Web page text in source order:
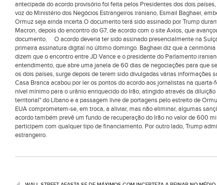
antecipada do acordo provisório foi feita pelos Presidentes dos dois
voz do Ministério dos Negócios Estrangeiros iraniano, Esmail Baghaei,
Ormuz seja ainda incerta.O documento terá sido assinado por Trump
Macron, depois do encontro do G7, de acordo com o site Axios, que
documento. O acordo deveria ter sido assinado presencialmente na
primeira assinatura digital no último domingo. Baghaei diz que a
dizem que o encontro entre JD Vance e o presidente do Parlamento
entendimento, que abre uma janela de 60 dias de negociações para que
os dois países, surge depois de terem sido divulgadas várias informações
Casa Branca acabou por ler os pontos do acordo aos jornalistas na
nível mínimo para o urânio enriquecido do Irão, atingido através da
territorial" do Líbano e a passagem livre de portagens pelo estreito de
EUA comprometem-se, em troca, a aliviar, mas não eliminar, algumas
acordo também prevê um fundo de recuperação do Irão no valor de 600
participem com qualquer tipo de financiamento. Por outro lado, Trump
estrangeiro.